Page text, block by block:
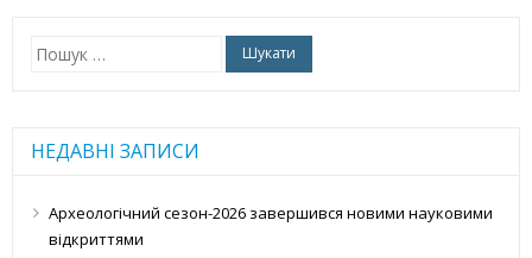
Пошук:
НЕДАВНІ ЗАПИСИ
Археологічний сезон-2026 завершився новими науковими
відкриттями